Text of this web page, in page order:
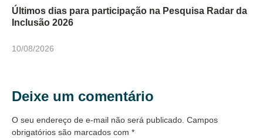
Últimos dias para participação na Pesquisa Radar da
Inclusão 2026
10/08/2026
Deixe um comentário
O seu endereço de e-mail não será publicado. Campos
obrigatórios são marcados com *